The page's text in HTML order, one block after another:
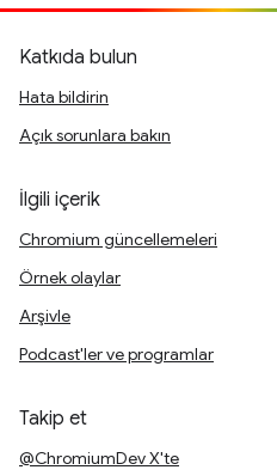
Katkıda bulun
Hata bildirin
Açık sorunlara bakın
İlgili içerik
Chromium güncellemeleri
Örnek olaylar
Arşivle
Podcast'ler ve programlar
Takip et
@ChromiumDev X'te